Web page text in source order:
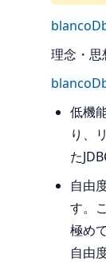
理念・思
低機
り、
た
自由
す。
極め
自由